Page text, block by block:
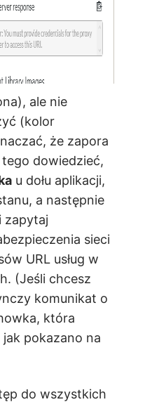
ale nie
(kolor
że zapora
dowiedzieć,
u dołu aplikacji,
a następnie
zapytaj
sieci
URL usług w
(Jeśli chcesz
komunikat o
która
jak pokazano na
do wszystkich